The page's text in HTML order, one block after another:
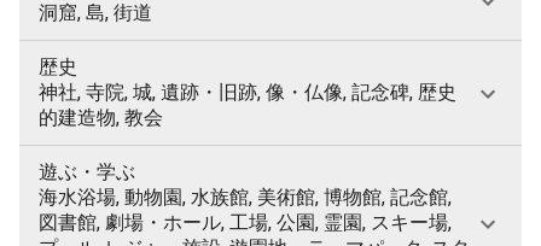
洞窟, 島, 街道
歴史
神社, 寺院, 城, 遺跡・旧跡, 像・仏像, 記念碑, 歴史
的建造物, 教会
遊ぶ・学ぶ
海水浴場, 動物園, 水族館, 美術館, 博物館, 記念館,
図書館, 劇場・ホール, 工場, 公園, 霊園, スキー場,